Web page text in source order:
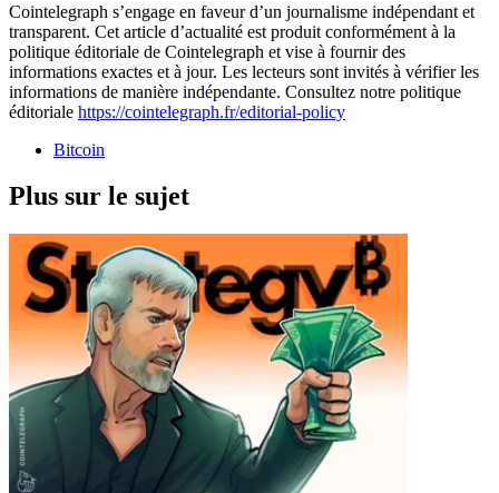
Cointelegraph s’engage en faveur d’un journalisme indépendant et
transparent. Cet article d’actualité est produit conformément à la
politique éditoriale de Cointelegraph et vise à fournir des
informations exactes et à jour. Les lecteurs sont invités à vérifier les
informations de manière indépendante. Consultez notre politique
éditoriale https://cointelegraph.fr/editorial-policy
Bitcoin
Plus sur le sujet